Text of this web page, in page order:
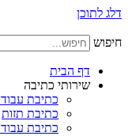
דלג לתוכן
חיפוש
דף הבית
שירותי כתיבה
כתיבת
כתיבת תזות
כתיבת